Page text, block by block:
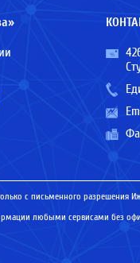
с письменного разрешения
любыми сервисами без